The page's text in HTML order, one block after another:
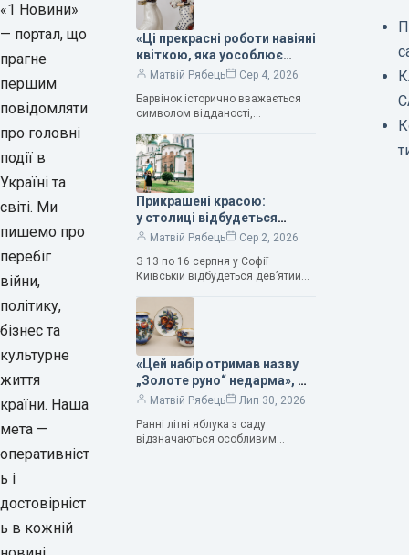
«1 Новини»
— портал, що
прагне
першим
повідомляти
про головні
події в
Україні та
світі. Ми
пишемо про
перебіг
війни,
політику,
бізнес та
культурне
життя
країни. Наша
мета —
оперативніст
ь і
достовірніст
ь в кожній
«Ці прекрасні роботи навіяні
квіткою, яка уособлює
нескінченне кохання», —
Людмила Карпінська-
Романюк
Матвій Рябець
Сер 4, 2026
Барвінок історично вважається
символом відданості,
та тривалого подружнього союзу.
Саме тому ця рослина надихала і
продовжує надихати митців на
Прикрашені красою:
у столиці відбудеться
дев’ятий фестиваль
Матвій Рябець
Сер 2, 2026
З 13 по 16 серпня у Софії
Київській відбудеться дев’ятий
мистецтв Bouquet Kyiv Stage. Ця
подія традиційно…
«Цей набір отримав назву
„Золоте руно“ недарма», —
колекціонерка Людмила
Матвій Рябець
Лип 30, 2026
Ранні літні яблука з саду
відзначаються особливим